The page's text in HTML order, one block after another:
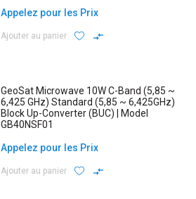
Appelez pour les Prix
Ajouter au panier
GeoSat Microwave 10W C-Band (5,85 ~
6,425 GHz) Standard (5,85 ~ 6,425GHz)
Block Up-Converter (BUC) | Model
GB40NSF01
Appelez pour les Prix
Ajouter au panier